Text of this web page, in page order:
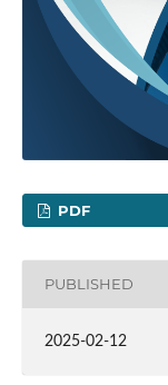
PDF
PUBLISHED
2025-02-12